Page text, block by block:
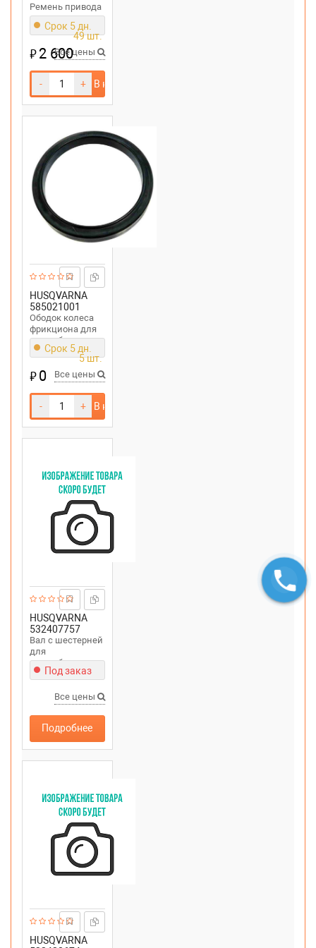
Ремень привода
шнека
снегоуборщика
Canadiana.
арамидный корд
,garden серия
Срок 5 дн.
49 шт.
₽2 600
Все цены
- + В корзину
HUSQVARNA
585021001
Ободок колеса
фрикциона для
снегоуборщика
McCULLOCH
Срок 5 дн.
5 шт.
₽0 Все цены
- + В корзину
HUSQVARNA
532407757
Вал с шестерней
для
снегоуборщика
PARTNER SB27
Под заказ
Все цены
Подробнее
HUSQVARNA